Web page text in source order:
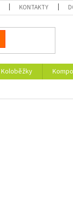
KONTAKTY
Koloběžky